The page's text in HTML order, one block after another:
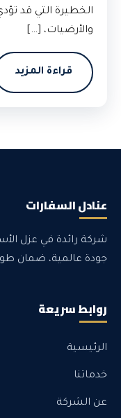
الخطيرة التي قد
والأرضيات، […]
قراءة المزيد
عنادل السفارات
شركة رائدة في عزل
جودة عالمية، ضمان
روابط سريعة
الرئيسية
خدماتنا
عن الشركة